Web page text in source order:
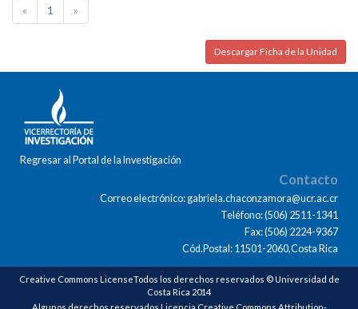
« 1 »
Descargar Ficha de la Unidad
Regresar al Portal de la Investigación
Contacto
Correo electrónico: gabriela.chaconzamora@ucr.ac.cr
Teléfono: (506) 2511-1341
Fax: (506) 2224-9367
Cód.Postal: 11501-2060,Costa Rica
Creative Commons LicenseTodos los derechos reservados © Universidad de
Costa Rica 2014